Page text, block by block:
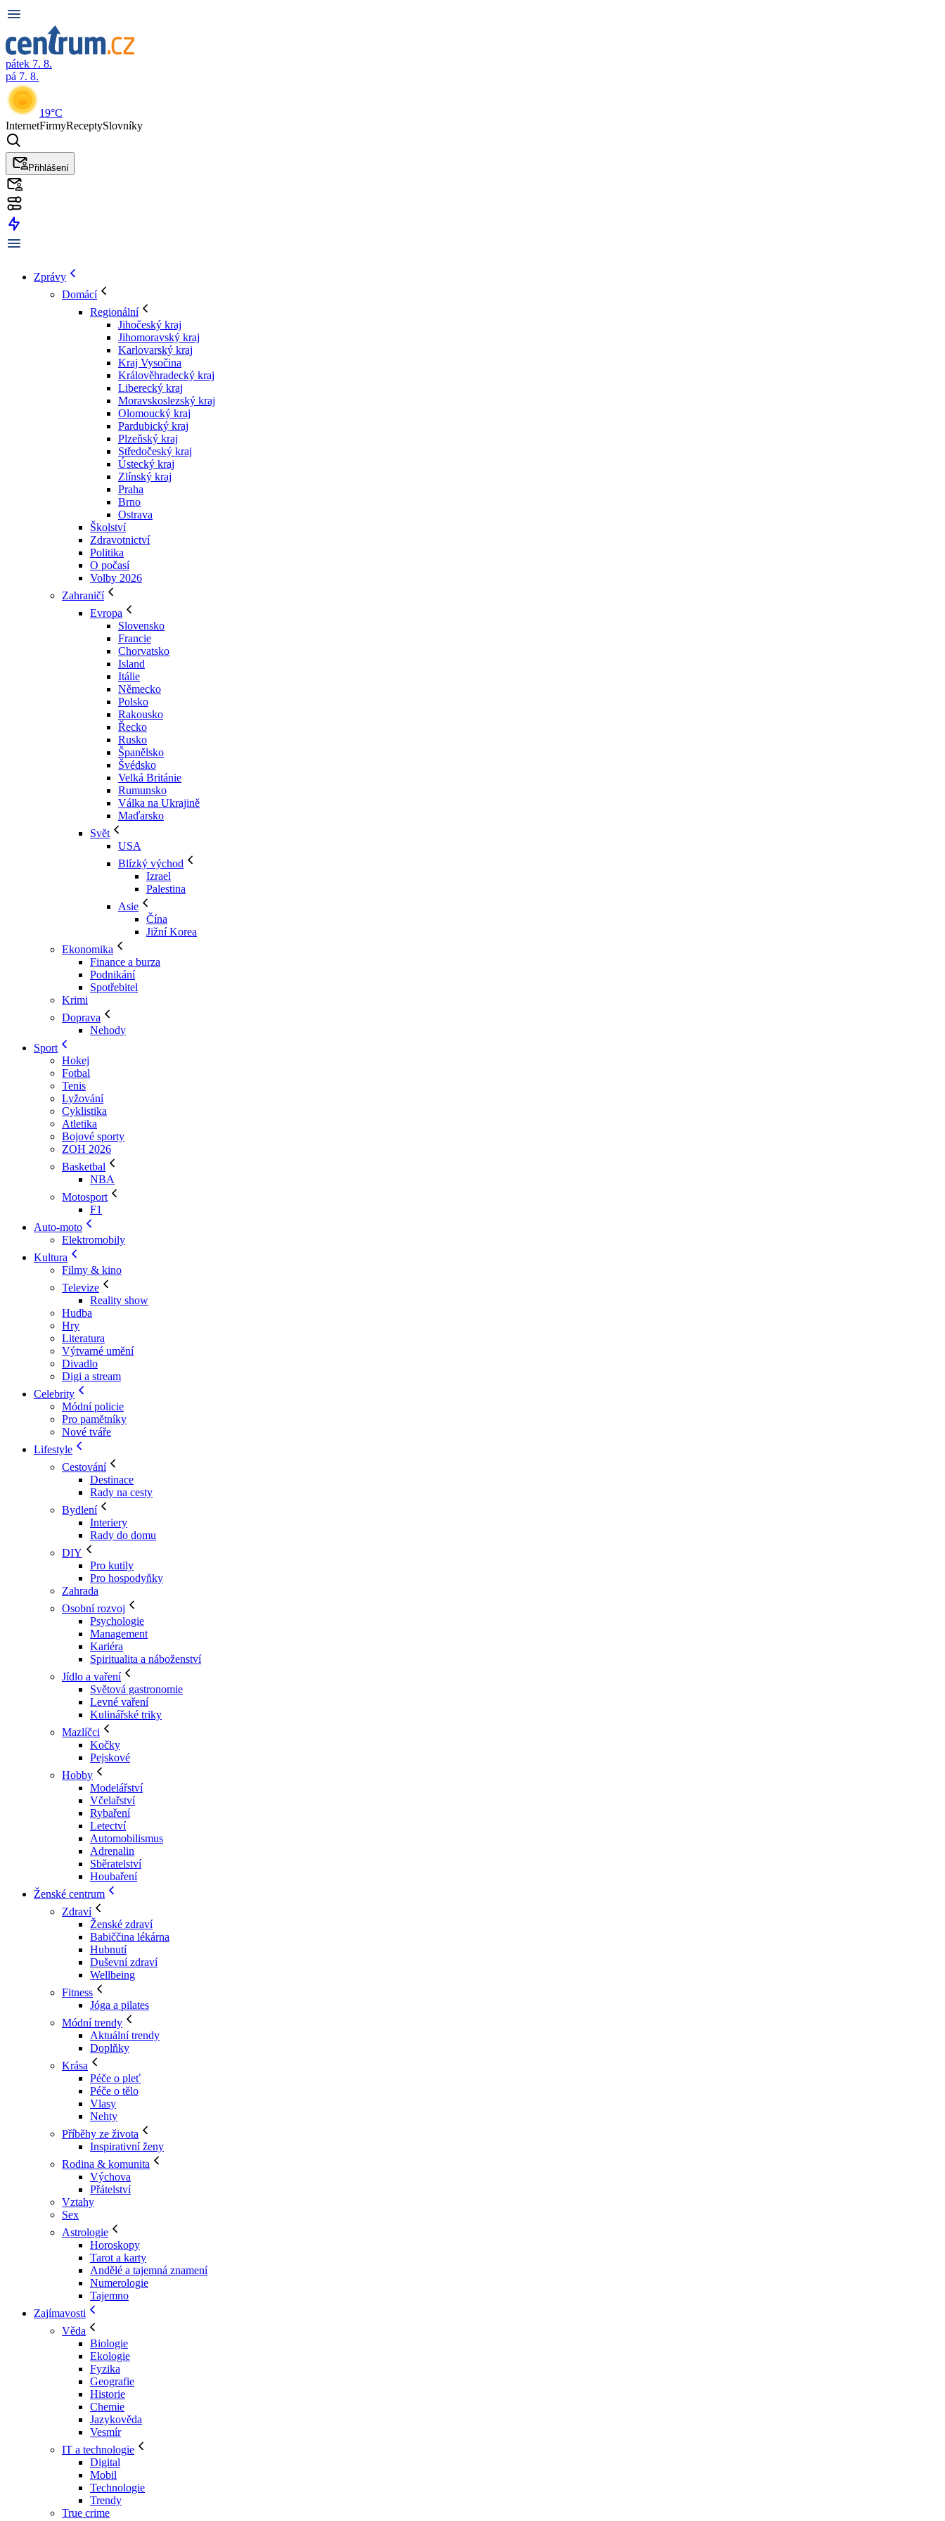
pátek 7. 8.
pá 7. 8.
19°C
InternetFirmyReceptySlovníky
Přihlášení
Zprávy
Domácí
Regionální
Jihočeský kraj
Jihomoravský kraj
Karlovarský kraj
Kraj Vysočina
Králověhradecký kraj
Liberecký kraj
Moravskoslezský kraj
Olomoucký kraj
Pardubický kraj
Plzeňský kraj
Středočeský kraj
Ústecký kraj
Zlínský kraj
Praha
Brno
Ostrava
Školství
Zdravotnictví
Politika
O počasí
Volby 2026
Zahraničí
Evropa
Slovensko
Francie
Chorvatsko
Island
Itálie
Německo
Polsko
Rakousko
Řecko
Rusko
Španělsko
Švédsko
Velká Británie
Rumunsko
Válka na Ukrajině
Maďarsko
Svět
USA
Blízký východ
Izrael
Palestina
Asie
Čína
Jižní Korea
Ekonomika
Finance a burza
Podnikání
Spotřebitel
Krimi
Doprava
Nehody
Sport
Hokej
Fotbal
Tenis
Lyžování
Cyklistika
Atletika
Bojové sporty
ZOH 2026
Basketbal
NBA
Motosport
F1
Auto-moto
Elektromobily
Kultura
Filmy & kino
Televize
Reality show
Hudba
Hry
Literatura
Výtvarné umění
Divadlo
Digi a stream
Celebrity
Módní policie
Pro pamětníky
Nové tváře
Lifestyle
Cestování
Destinace
Rady na cesty
Bydlení
Interiery
Rady do domu
DIY
Pro kutily
Pro hospodyňky
Zahrada
Osobní rozvoj
Psychologie
Management
Kariéra
Spiritualita a náboženství
Jídlo a vaření
Světová gastronomie
Levné vaření
Kulinářské triky
Mazlíčci
Kočky
Pejskové
Hobby
Modelářství
Včelařství
Rybaření
Letectví
Automobilismus
Adrenalin
Sběratelství
Houbaření
Ženské centrum
Zdraví
Ženské zdraví
Babiččina lékárna
Hubnutí
Duševní zdraví
Wellbeing
Fitness
Jóga a pilates
Módní trendy
Aktuální trendy
Doplňky
Krása
Péče o pleť
Péče o tělo
Vlasy
Nehty
Příběhy ze života
Inspirativní ženy
Rodina & komunita
Výchova
Přátelství
Vztahy
Sex
Astrologie
Horoskopy
Tarot a karty
Andělé a tajemná znamení
Numerologie
Tajemno
Zajímavosti
Věda
Biologie
Ekologie
Fyzika
Geografie
Historie
Chemie
Jazykověda
Vesmír
IT a technologie
Digital
Mobil
Technologie
Trendy
True crime